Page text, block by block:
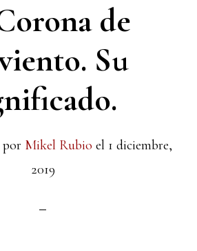
de
Su
Mikel Rubio el 1 diciembre,
2019